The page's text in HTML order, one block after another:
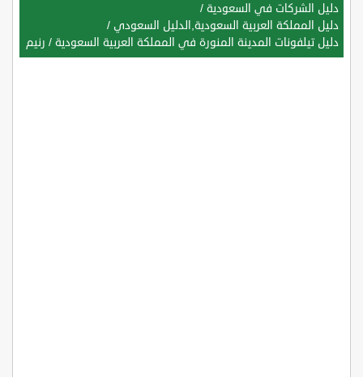
دليل الشركات في السعودية /
دليل المملكة العربية السعودية,الدليل السعودي /
دليل تيلفونات المدينة المنورة في المملكة العربية السعودية / رنيم